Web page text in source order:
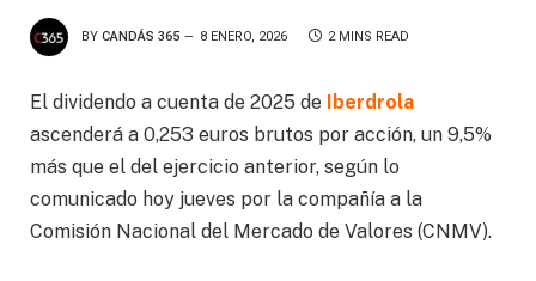
BY CANDÁS 365 8 ENERO, 2026 2 MINS READ
El dividendo a cuenta de 2025 de Iberdrola
ascenderá a 0,253 euros brutos por acción, un 9,5%
más que el del ejercicio anterior, según lo
comunicado hoy jueves por la compañía a la
Comisión Nacional del Mercado de Valores (CNMV).